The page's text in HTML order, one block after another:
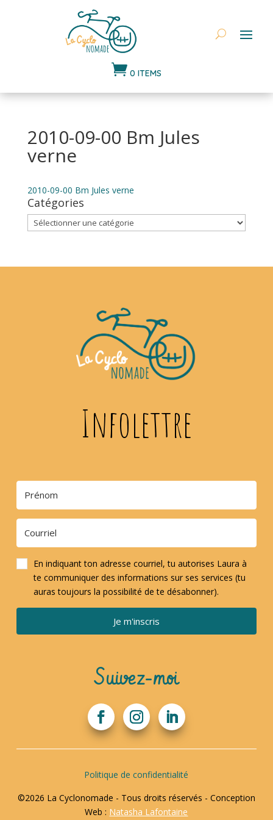
 0 ITEMS
2010-09-00 Bm Jules
verne
2010-09-00 Bm Jules verne
Catégories
Catégories
Infolettre
En indiquant ton adresse courriel, tu autorises Laura à
te communiquer des informations sur ses services (tu
auras toujours la possibilité de te désabonner).
Je m'inscris
Suivez-moi
Politique de confidentialité
©2026 La Cyclonomade - Tous droits réservés - Conception
Web : Natasha Lafontaine